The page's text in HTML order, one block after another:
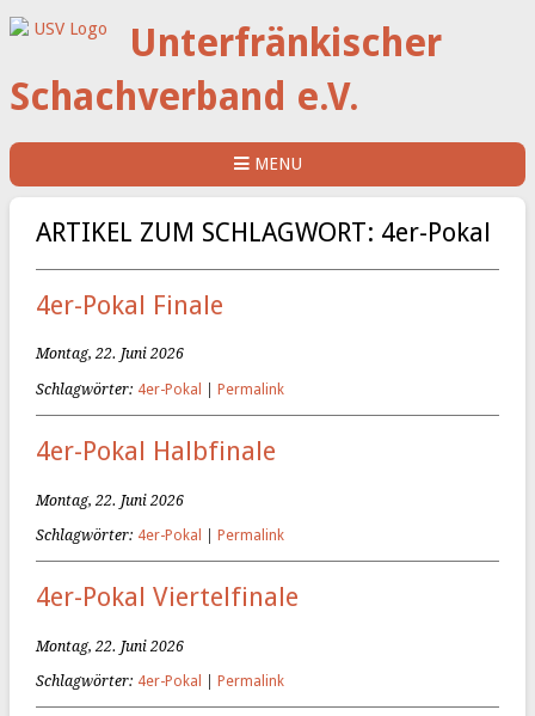
Unterfränkischer
Schachverband e.V.
MENU
ARTIKEL ZUM SCHLAGWORT: 4er-Pokal
4er-Pokal Finale
Montag, 22. Juni 2026
Schlagwörter: 4er-Pokal Permalink
4er-Pokal Halbfinale
Montag, 22. Juni 2026
Schlagwörter: 4er-Pokal Permalink
4er-Pokal Viertelfinale
Montag, 22. Juni 2026
Schlagwörter: 4er-Pokal Permalink